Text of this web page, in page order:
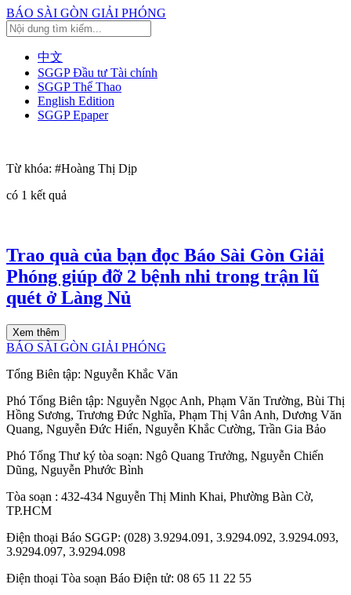
BÁO SÀI GÒN GIẢI PHÓNG
中文
SGGP Đầu tư Tài chính
SGGP Thể Thao
English Edition
SGGP Epaper
Từ khóa: #Hoàng Thị Dịp
có 1 kết quả
Trao quà của bạn đọc Báo Sài Gòn Giải
Phóng giúp đỡ 2 bệnh nhi trong trận lũ
quét ở Làng Nủ
Xem thêm
BÁO SÀI GÒN GIẢI PHÓNG
Tổng Biên tập: Nguyễn Khắc Văn
Phó Tổng Biên tập: Nguyễn Ngọc Anh, Phạm Văn Trường, Bùi Thị
Hồng Sương, Trương Đức Nghĩa, Phạm Thị Vân Anh, Dương Văn
Quang, Nguyễn Đức Hiển, Nguyễn Khắc Cường, Trần Gia Bảo
Phó Tổng Thư ký tòa soạn: Ngô Quang Trưởng, Nguyễn Chiến
Dũng, Nguyễn Phước Bình
Tòa soạn : 432-434 Nguyễn Thị Minh Khai, Phường Bàn Cờ,
TP.HCM
Điện thoại Báo SGGP: (028) 3.9294.091, 3.9294.092, 3.9294.093,
3.9294.097, 3.9294.098
Điện thoại Tòa soạn Báo Điện tử: 08 65 11 22 55